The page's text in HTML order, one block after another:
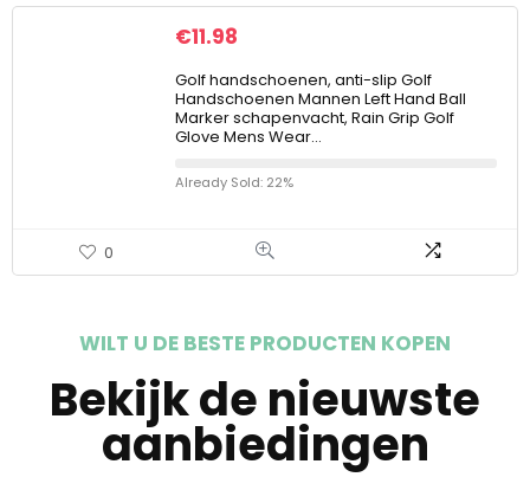
€11.98
Golf handschoenen, anti-slip Golf
Handschoenen Mannen Left Hand Ball
Marker schapenvacht, Rain Grip Golf
Glove Mens Wear…
Already Sold: 22%
0
WILT U DE BESTE PRODUCTEN KOPEN
Bekijk de nieuwste
aanbiedingen